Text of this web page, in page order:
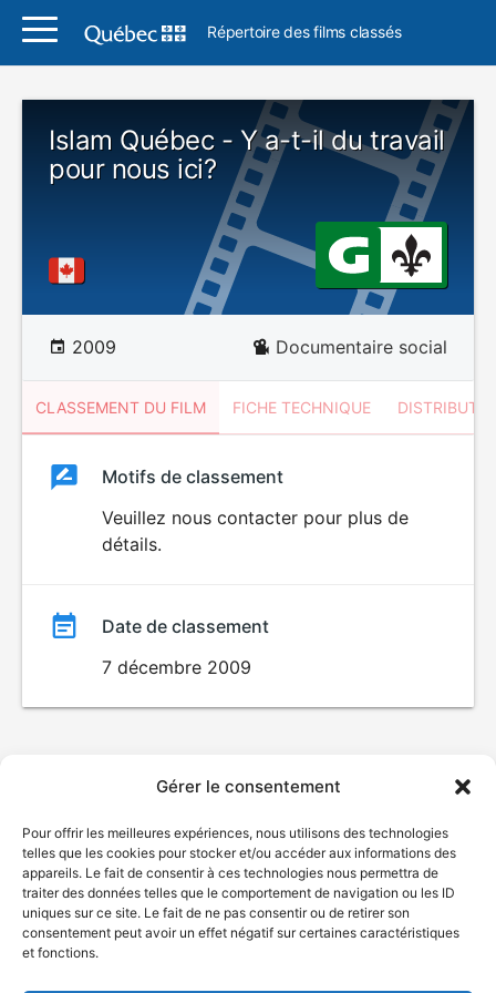
Gérer le consentement
Pour offrir les meilleures expériences, nous utilisons des technologies
telles que les cookies pour stocker et/ou accéder aux informations des
appareils. Le fait de consentir à ces technologies nous permettra de
traiter des données telles que le comportement de navigation ou les ID
uniques sur ce site. Le fait de ne pas consentir ou de retirer son
consentement peut avoir un effet négatif sur certaines caractéristiques
et fonctions.
Répertoire des films classés
Islam Québec - Y a-t-il du travail
pour nous ici?
2009 Documentaire social
CLASSEMENT DU FILM FICHE TECHNIQUE
ClassementClassement
Motifs de classement
Veuillez nous contacter pour plus de
détails.
Date de classement
7 décembre 2009